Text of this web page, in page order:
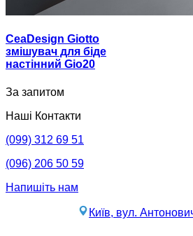
CeaDesign Giotto
змішувач для біде
настінний Gio20
За запитом
Наші Контакти
(099) 312 69 51
(096) 206 50 59
Напишіть нам
Київ, вул.